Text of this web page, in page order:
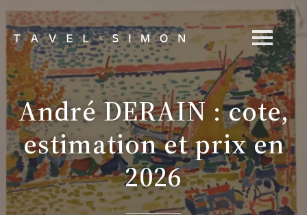
André DERAIN : cote,
estimation et prix en
2026